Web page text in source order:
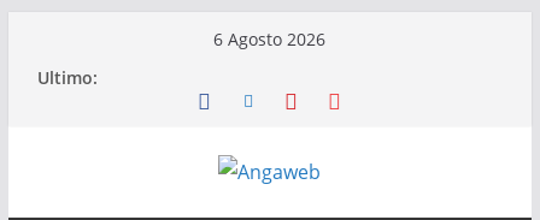
6 Agosto 2026
Ultimo: